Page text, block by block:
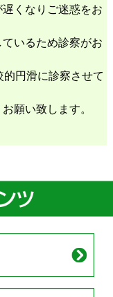
くなりご迷惑をお
いるため診察がお
円滑に診察させて
お願い致します。